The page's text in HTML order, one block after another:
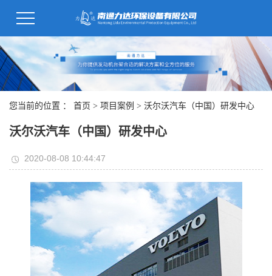
您当前的位置 ： 首页 > 项目案例 > 沃尔沃汽车（中国）研发中心
沃尔沃汽车（中国）研发中心
2020-08-08 10:44:47